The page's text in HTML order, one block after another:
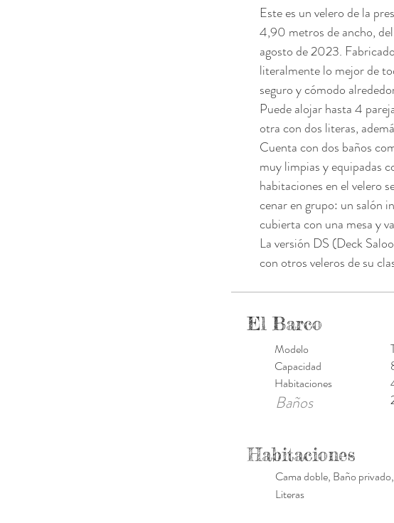
Este es un velero de la
4,90 metros de ancho,
agosto de 2023.
literalmente lo mejor de
seguro y cómodo
Puede alojar hasta 4
otra con dos literas,
Cuenta con dos baños
muy limpias y equipadas
habitaciones en el velero
cenar en grupo: un salón
cubierta con una mesa y
La versión DS (Deck
con otros veleros de su
El Barco
Modelo
Capacidad
Habitaciones
Baños
Habitaciones
Cama doble, Baño
Literas